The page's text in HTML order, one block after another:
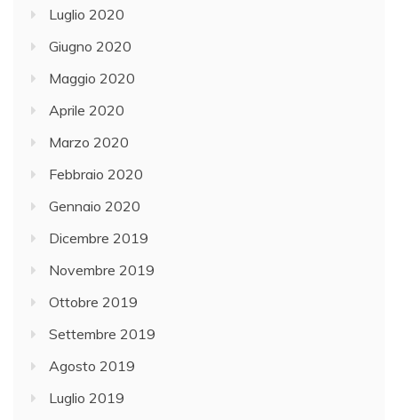
Luglio 2020
Giugno 2020
Maggio 2020
Aprile 2020
Marzo 2020
Febbraio 2020
Gennaio 2020
Dicembre 2019
Novembre 2019
Ottobre 2019
Settembre 2019
Agosto 2019
Luglio 2019